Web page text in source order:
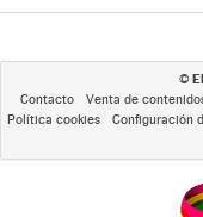
©
Contacto Venta de
Política cookies
Configuración